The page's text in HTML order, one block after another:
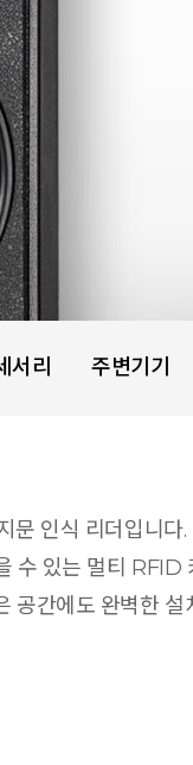
서리 주변기기
인식 리더입니다
있는 멀티
간에도 완벽한